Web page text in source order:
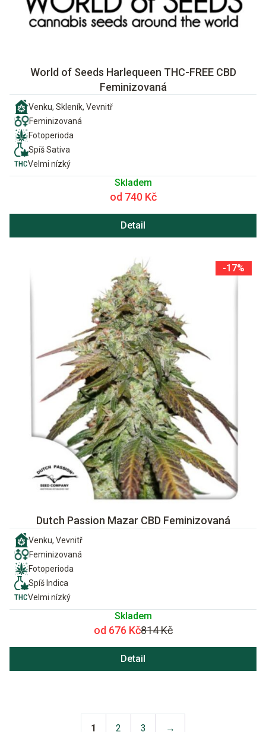
World of Seeds Harlequeen THC-FREE CBD
Feminizovaná
Venku, Skleník, Vevnitř
Feminizovaná
Fotoperioda
Spíš Sativa
Velmi nízký
Skladem
od 740 Kč
Detail
-17%
Dutch Passion Mazar CBD Feminizovaná
Venku, Vevnitř
Feminizovaná
Fotoperioda
Spíš Indica
Velmi nízký
Skladem
od 676 Kč814 Kč
Detail
1 2 3 →